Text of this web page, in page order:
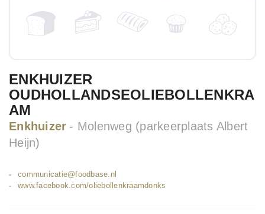
ENKHUIZER
OUDHOLLANDSEOLIEBOLLENKRA
AM
Enkhuizer
Molenweg (parkeerplaats Albert
Heijn)
communicatie@foodbase.nl
www.facebook.com/oliebollenkraamdonks